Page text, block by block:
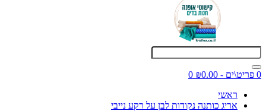
0 פריט\ים - ₪0.00
0
ראשי
אריג כותנה נקודות לבן על רקע נייבי